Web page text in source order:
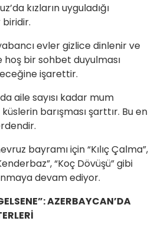
kızların uyguladığı
evler gizlice dinlenir ve
hoş bir sohbet duyulması
işarettir.
aile sayısı kadar mum
barışması şarttır. Bu en
bayramı için “Kılıç Çalma”,
“Koç Dövüşü” gibi
devam ediyor.
AZERBAYCAN’DA